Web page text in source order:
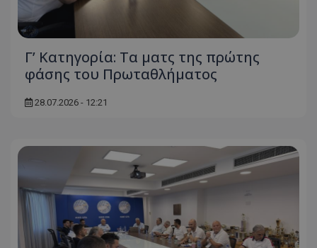
Γ’ Κατηγορία: Τα ματς της πρώτης
φάσης του Πρωταθλήματος
28.07.2026 - 12:21